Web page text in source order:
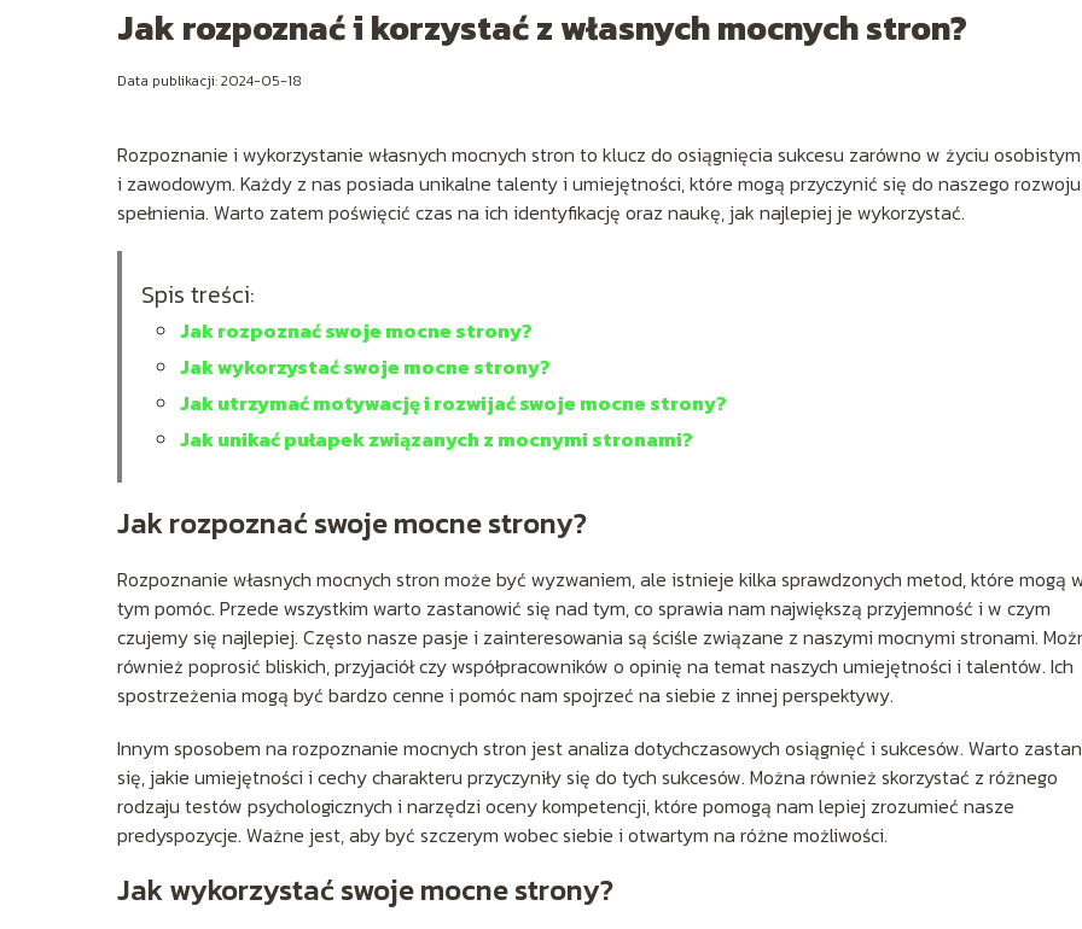
Jak rozpoznać i korzystać z własnych mocnych stron?
Data publikacji: 2024-05-18
Rozpoznanie i wykorzystanie własnych mocnych stron to klucz do osiągnięcia sukcesu zarówno w życiu
i zawodowym. Każdy z nas posiada unikalne talenty i umiejętności, które mogą przyczynić się do naszego
spełnienia. Warto zatem poświęcić czas na ich identyfikację oraz naukę, jak najlepiej je wykorzystać.
Spis treści:
Jak rozpoznać swoje mocne strony?
Jak wykorzystać swoje mocne strony?
Jak utrzymać motywację i rozwijać swoje mocne strony?
Jak unikać pułapek związanych z mocnymi stronami?
Jak rozpoznać swoje mocne strony?
Rozpoznanie własnych mocnych stron może być wyzwaniem, ale istnieje kilka sprawdzonych metod, które mogą
tym pomóc. Przede wszystkim warto zastanowić się nad tym, co sprawia nam największą przyjemność i w czym
czujemy się najlepiej. Często nasze pasje i zainteresowania są ściśle związane z naszymi mocnymi stronami.
również poprosić bliskich, przyjaciół czy współpracowników o opinię na temat naszych umiejętności i talentów. Ich
spostrzeżenia mogą być bardzo cenne i pomóc nam spojrzeć na siebie z innej perspektywy.
Innym sposobem na rozpoznanie mocnych stron jest analiza dotychczasowych osiągnięć i sukcesów. Warto
się, jakie umiejętności i cechy charakteru przyczyniły się do tych sukcesów. Można również skorzystać z różnego
rodzaju testów psychologicznych i narzędzi oceny kompetencji, które pomogą nam lepiej zrozumieć nasze
predyspozycje. Ważne jest, aby być szczerym wobec siebie i otwartym na różne możliwości.
Jak wykorzystać swoje mocne strony?